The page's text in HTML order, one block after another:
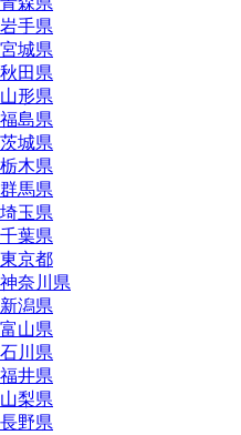
岩手県
宮城県
秋田県
山形県
福島県
茨城県
栃木県
群馬県
埼玉県
千葉県
東京都
神奈川県
新潟県
富山県
石川県
福井県
山梨県
長野県